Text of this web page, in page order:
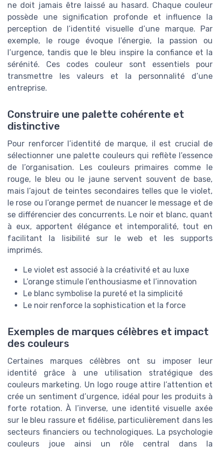
ne doit jamais être laissé au hasard. Chaque couleur
possède une signification profonde et influence la
perception de l’identité visuelle d’une marque. Par
exemple, le rouge évoque l’énergie, la passion ou
l’urgence, tandis que le bleu inspire la confiance et la
sérénité. Ces codes couleur sont essentiels pour
transmettre les valeurs et la personnalité d’une
entreprise.
Construire une palette cohérente et
distinctive
Pour renforcer l’identité de marque, il est crucial de
sélectionner une palette couleurs qui reflète l’essence
de l’organisation. Les couleurs primaires comme le
rouge, le bleu ou le jaune servent souvent de base,
mais l’ajout de teintes secondaires telles que le violet,
le rose ou l’orange permet de nuancer le message et de
se différencier des concurrents. Le noir et blanc, quant
à eux, apportent élégance et intemporalité, tout en
facilitant la lisibilité sur le web et les supports
imprimés.
Le violet est associé à la créativité et au luxe
L’orange stimule l’enthousiasme et l’innovation
Le blanc symbolise la pureté et la simplicité
Le noir renforce la sophistication et la force
Exemples de marques célèbres et impact
des couleurs
Certaines marques célèbres ont su imposer leur
identité grâce à une utilisation stratégique des
couleurs marketing. Un logo rouge attire l’attention et
crée un sentiment d’urgence, idéal pour les produits à
forte rotation. À l’inverse, une identité visuelle axée
sur le bleu rassure et fidélise, particulièrement dans les
secteurs financiers ou technologiques. La psychologie
couleurs joue ainsi un rôle central dans la